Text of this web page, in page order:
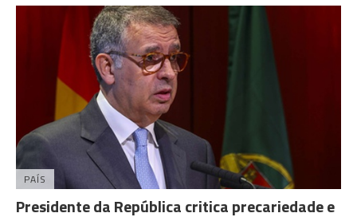
PAÍS
Presidente da República critica precariedade e